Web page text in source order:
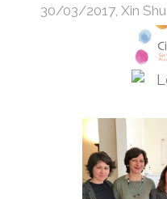
30/03/2017, Xin Shu